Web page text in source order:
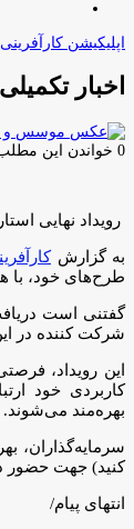
اپلیکیشن
اخبار
0 خواندن این مطلب 1 دقیقه زمان
رویداد نهایی استارتاپ
به گزارش
طرح‌های خود، با
شرکت کننده در این
این رویداد،
کاربردی خود
بهره‌مند می‌شوند.
سرمایه‌گذاران،
کنید) جهت حضور
انتهای پیام/